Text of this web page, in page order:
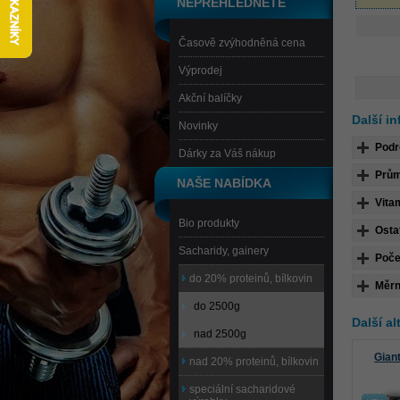
Další
Další
Časově zvýhodněná cena
Výprodej
Akční balíčky
Novinky
Dárky za Váš nákup
NAŠE NABÍDKA
Bio produkty
Sacharidy, gainery
do 20% proteinů, bílkovin
do 2500g
nad 2500g
nad 20% proteinů, bílkovin
speciální sacharidové